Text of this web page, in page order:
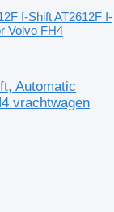
I-Shift AT2612F I-
Volvo FH4
Automatic
vrachtwagen